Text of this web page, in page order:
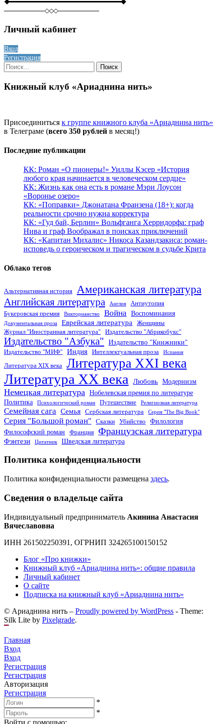
Личный кабинет
Вход
Регистрация
Найти:
Книжный клуб «Ариаднина нить»
Присоединиться к группе книжного клуба «Ариаднина нить»
в Телеграме (всего 350 рублей в месяц!)
Последние публикации
КК: Роман «О пионеры!» Уиллы Кэсер «История
любого края начинается в человеческом сердце»
КК: Жизнь как она есть в романе Мэри Лоусон
«Воронье озеро»
КК: «Поправки» Джонатана Франзена (18+): когда
реальности срочно нужна корректура
КК: «Гуд бай, Берлин» Вольфганга Херрндорфа: граф
Нива и граф Воображал в поисках приключений
КК: «Капитан Михалис» Никоса Казандзакиса: роман-
исповедь о героическом и трагическом в судьбе Крита
Облако тегов
Альтернативная история Американская литература
Английская литература Англия
Антиутопия
Букеровская премия
Викторианство Война Воспоминания
Документальная проза Еврейская литература
Женщины
Журнал "Иностранная литература"
Издательство "Абрикобукс"
Издательство "Азбука" Издательство "Книжники"
Издательство "МИФ" Индия Интеллектуальная проза Испания
Литература XIX века Литература XXI века
Литература XX века Любовь Модернизм
Немецкая литература
Нобелевская премия по литературе
Политика
Психологический роман Путешествие Религиозная литература
Семейная сага Семья Сербская литература Серия "The Big Book"
Серия "Большой роман" Сказки Убийство
Филология
Философский роман
Франция Французская литература
Фэнтези Цитатник Шведская литература
Политика конфиденциальности
Политика конфиденциальности размещена здесь.
Сведения о владельце сайта
Индивидуальный предприниматель Акинина Анастасия
Вячеславовна
ИНН 261502250391, ОГРНИП 324265100150152
Блог «Про книжки»
Книжный клуб «Ариаднина нить»: общие правила
Личный кабинет
О сайте
Подписка на книжный клуб «Ариаднина нить»
© Ариаднина нить – Proudly powered by WordPress - Theme:
Silk Lite by Pixelgrade.
Главная
Вход
Вход
Регистрация
Регистрация
Авторизация
Регистрация
*
*
Войти с помощью: